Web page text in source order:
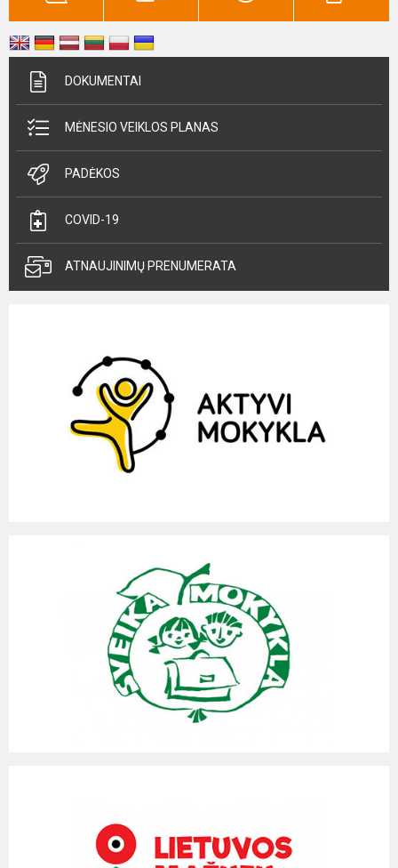
DOKUMENTAI
MĖNESIO VEIKLOS PLANAS
PADĖKOS
COVID-19
ATNAUJINIMŲ PRENUMERATA